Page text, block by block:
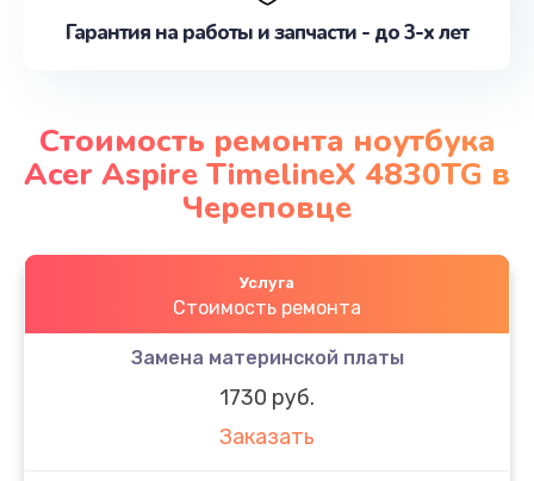
Гарантия на работы и запчасти - до 3-х лет
Стоимость ремонта ноутбука
Acer Aspire TimelineX 4830TG в
Череповце
Услуга
Стоимость ремонта
Замена материнской платы
1730 руб.
Заказать